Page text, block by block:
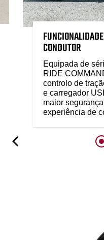
CONDUTOR
Equipada de
RIDE
controlo de
e carregador
maior
experiência de